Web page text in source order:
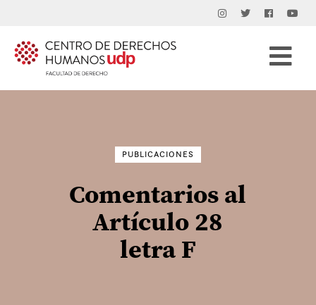
PUBLICACIONES
Comentarios al
Artículo 28
letra F